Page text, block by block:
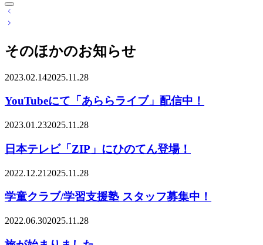
投
稿
ビ
ゲ
ー
ョ
そのほかのお知らせ
2023.02.142025.11.28
YouTubeにて「あららライブ」配信中！
2023.01.232025.11.28
日本テレビ「ZIP」にひのてん登場！
2022.12.21 2025.11.28
学童クラブ/学習支援塾 スタッフ募集中！
2022.06.302025.11.28